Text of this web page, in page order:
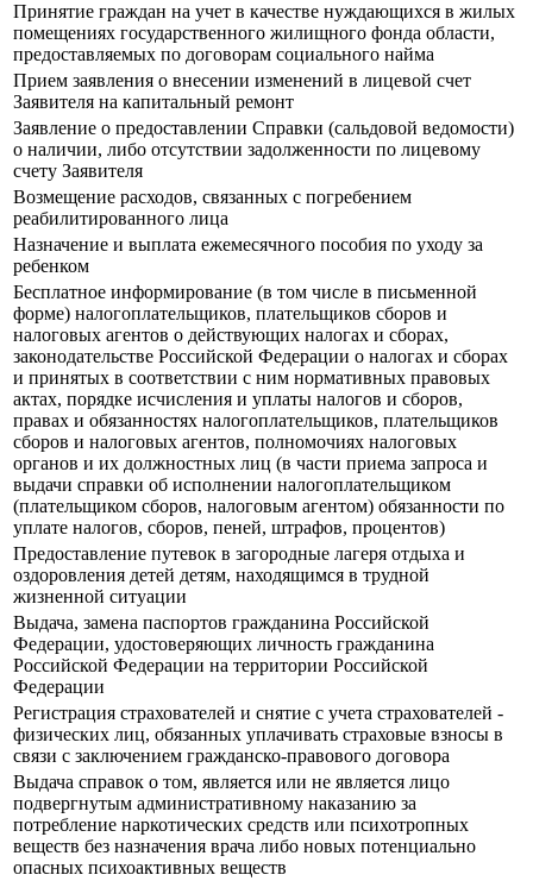
Принятие граждан на учет в качестве нуждающихся в жилых
помещениях государственного жилищного фонда области,
предоставляемых по договорам социального найма
Прием заявления о внесении изменений в лицевой счет
Заявителя на капитальный ремонт
Заявление о предоставлении Справки (сальдовой ведомости)
о наличии, либо отсутствии задолженности по лицевому
счету Заявителя
Возмещение расходов, связанных с погребением
реабилитированного лица
Назначение и выплата ежемесячного пособия по уходу за
ребенком
Бесплатное информирование (в том числе в письменной
форме) налогоплательщиков, плательщиков сборов и
налоговых агентов о действующих налогах и сборах,
законодательстве Российской Федерации о налогах и сборах
и принятых в соответствии с ним нормативных правовых
актах, порядке исчисления и уплаты налогов и сборов,
правах и обязанностях налогоплательщиков, плательщиков
сборов и налоговых агентов, полномочиях налоговых
органов и их должностных лиц (в части приема запроса и
выдачи справки об исполнении налогоплательщиком
(плательщиком сборов, налоговым агентом) обязанности по
уплате налогов, сборов, пеней, штрафов, процентов)
Предоставление путевок в загородные лагеря отдыха и
оздоровления детей детям, находящимся в трудной
жизненной ситуации
Выдача, замена паспортов гражданина Российской
Федерации, удостоверяющих личность гражданина
Российской Федерации на территории Российской
Федерации
Регистрация страхователей и снятие с учета страхователей -
физических лиц, обязанных уплачивать страховые взносы в
связи с заключением гражданско-правового договора
Выдача справок о том, является или не является лицо
подвергнутым административному наказанию за
потребление наркотических средств или психотропных
веществ без назначения врача либо новых потенциально
опасных психоактивных веществ